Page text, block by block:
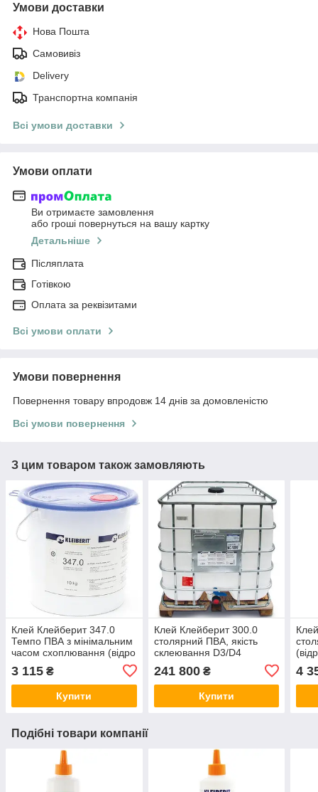
Умови доставки
Нова Пошта
Самовивіз
Delivery
Транспортна компанія
Всі умови доставки
Умови оплати
Ви отримаєте замовлення
або гроші повернуться на вашу картку
Детальніше
Післяплата
Готівкою
Оплата за реквізитами
Всі умови оплати
Умови повернення
Повернення товару впродовж 14 днів за домовленістю
Всі умови повернення
З цим товаром також замовляють
Клей Клейберит 347.0
Темпо ПВА з мінімальним
часом схоплювання (відро
3 115 ₴
Купити
Клей Клейберит 300.0
столярний ПВА, якість
склеювання D3/D4
Німеччина
241 800₴
Купити
4
Подібні товари компанії